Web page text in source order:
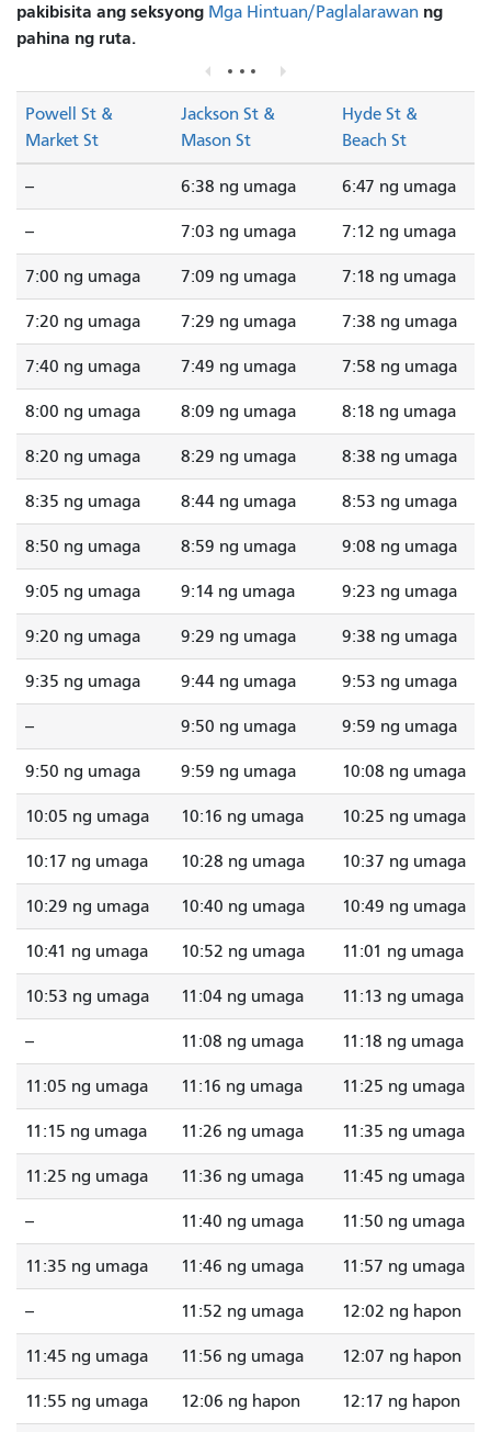
pakibisita ang seksyong Mga Hintuan/Paglalarawan ng
pahina ng ruta.
Powell St &
Market St
Jackson St &
Mason St
Hyde St &
Beach St
-- 6:38 ng umaga 6:47 ng umaga
-- 7:03 ng umaga 7:12 ng umaga
7:00 ng umaga 7:09 ng umaga 7:18 ng umaga
7:20 ng umaga 7:29 ng umaga 7:38 ng umaga
7:40 ng umaga 7:49 ng umaga 7:58 ng umaga
8:00 ng umaga 8:09 ng umaga 8:18 ng umaga
8:20 ng umaga 8:29 ng umaga 8:38 ng umaga
8:35 ng umaga 8:44 ng umaga 8:53 ng umaga
8:50 ng umaga 8:59 ng umaga 9:08 ng umaga
9:05 ng umaga 9:14 ng umaga 9:23 ng umaga
9:20 ng umaga 9:29 ng umaga 9:38 ng umaga
9:35 ng umaga 9:44 ng umaga 9:53 ng umaga
-- 9:50 ng umaga 9:59 ng umaga
9:50 ng umaga 9:59 ng umaga 10:08 ng umaga
10:05 ng umaga 10:16 ng umaga 10:25 ng umaga
10:17 ng umaga 10:28 ng umaga 10:37 ng umaga
10:29 ng umaga 10:40 ng umaga 10:49 ng umaga
10:41 ng umaga 10:52 ng umaga 11:01 ng umaga
10:53 ng umaga 11:04 ng umaga 11:13 ng umaga
-- 11:08 ng umaga 11:18 ng umaga
11:05 ng umaga 11:16 ng umaga 11:25 ng umaga
11:15 ng umaga 11:26 ng umaga 11:35 ng umaga
11:25 ng umaga 11:36 ng umaga 11:45 ng umaga
-- 11:40 ng umaga 11:50 ng umaga
11:35 ng umaga 11:46 ng umaga 11:57 ng umaga
-- 11:52 ng umaga 12:02 ng hapon
11:45 ng umaga 11:56 ng umaga 12:07 ng hapon
11:55 ng umaga 12:06 ng hapon 12:17 ng hapon